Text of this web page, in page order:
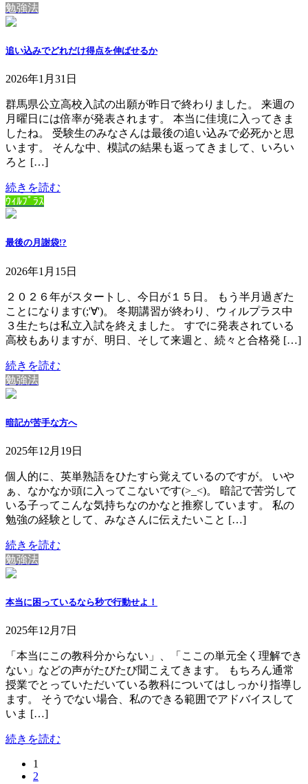
勉強法
追い込みでどれだけ得点を伸ばせるか
2026年1月31日
群馬県公立高校入試の出願が昨日で終わりました。 来週の
月曜日には倍率が発表されます。 本当に佳境に入ってきま
したね。 受験生のみなさんは最後の追い込みで必死かと思
います。 そんな中、模試の結果も返ってきまして、いろい
ろと […]
続きを読む
ｳｨﾙﾌﾟﾗｽ
最後の月謝袋!?
2026年1月15日
２０２６年がスタートし、今日が１５日。 もう半月過ぎた
ことになります(;'∀')。 冬期講習が終わり、ウィルプラス中
３生たちは私立入試を終えました。 すでに発表されている
高校もありますが、明日、そして来週と、続々と合格発 […]
続きを読む
勉強法
暗記が苦手な方へ
2025年12月19日
個人的に、英単熟語をひたすら覚えているのですが。 いや
ぁ、なかなか頭に入ってこないです(>_<)。 暗記で苦労して
いる子ってこんな気持ちなのかなと推察しています。 私の
勉強の経験として、みなさんに伝えたいこと […]
続きを読む
勉強法
本当に困っているなら秒で行動せよ！
2025年12月7日
「本当にこの教科分からない」、「ここの単元全く理解でき
ない」などの声がたびたび聞こえてきます。 もちろん通常
授業でとっていただいている教科についてはしっかり指導し
ます。 そうでない場合、私のできる範囲でアドバイスして
いま […]
続きを読む
固
定
1
固
2